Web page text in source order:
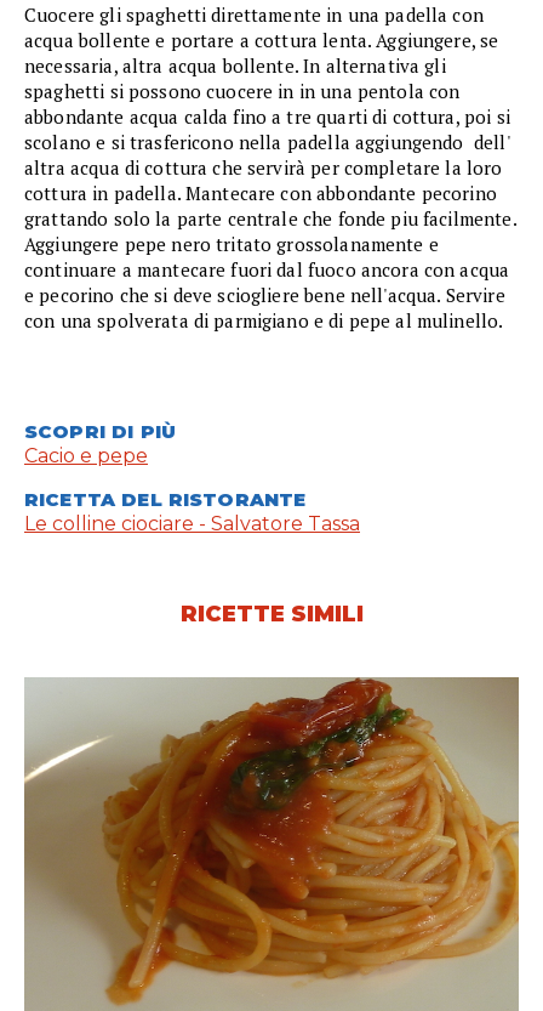
Cuocere gli spaghetti direttamente in una padella con
acqua bollente e portare a cottura lenta. Aggiungere, se
necessaria, altra acqua bollente. In alternativa gli
spaghetti si possono cuocere in in una pentola con
abbondante acqua calda fino a tre quarti di cottura, poi si
scolano e si trasfericono nella padella aggiungendo dell'
altra acqua di cottura che servirà per completare la loro
cottura in padella. Mantecare con abbondante pecorino
grattando solo la parte centrale che fonde piu facilmente.
Aggiungere pepe nero tritato grossolanamente e
continuare a mantecare fuori dal fuoco ancora con acqua
e pecorino che si deve sciogliere bene nell'acqua. Servire
con una spolverata di parmigiano e di pepe al mulinello.
SCOPRI DI PIÙ
Cacio e pepe
RICETTA DEL RISTORANTE
Le colline ciociare - Salvatore Tassa
RICETTE SIMILI